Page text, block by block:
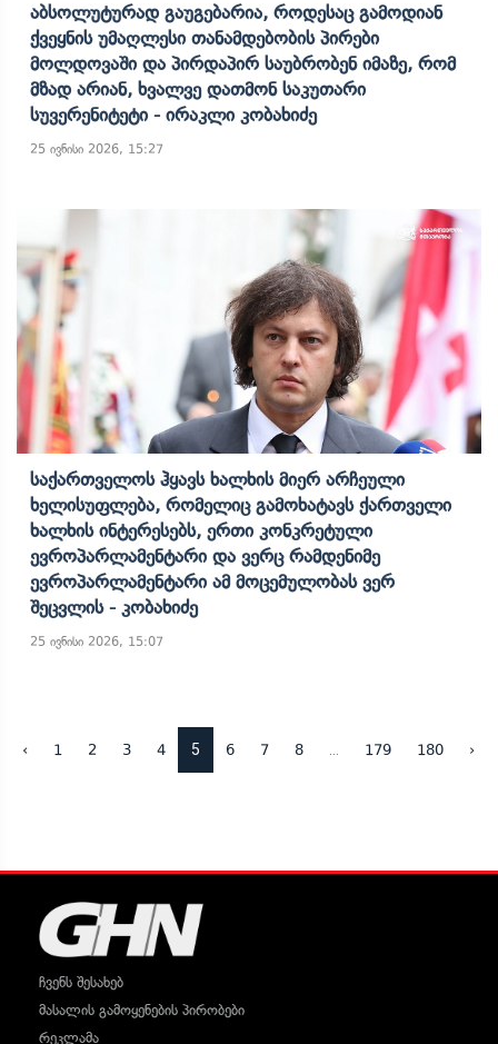
Აბსოლუტურად Გაუგებარია, Როდესაც Გამოდიან
Ქვეყნის Უმაღლესი Თანამდებობის Პირები
Მოლდოვაში Და Პირდაპირ Საუბრობენ Იმაზე, Რომ
Მზად Არიან, Ხვალვე Დათმონ Საკუთარი
Სუვერენიტეტი - Ირაკლი Კობახიძე
25 ივნისი 2026, 15:27
Საქართველოს Ჰყავს Ხალხის Მიერ Არჩეული
Ხელისუფლება, Რომელიც Გამოხატავს Ქართველი
Ხალხის Ინტერესებს, Ერთი Კონკრეტული
Ევროპარლამენტარი Და Ვერც Რამდენიმე
Ევროპარლამენტარი Ამ Მოცემულობას Ვერ
Შეცვლის - Კობახიძე
25 ივნისი 2026, 15:07
‹ 1 2 3 4 5 6 7 8 179 180 ›
ჩვენს შესახებ
მასალის გამოყენების პირობები
რეკლამა